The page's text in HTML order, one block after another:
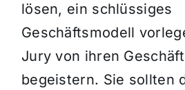
lösen, ein schlüssiges
Geschäftsmodell
Jury von ihren
begeistern. Sie sollten